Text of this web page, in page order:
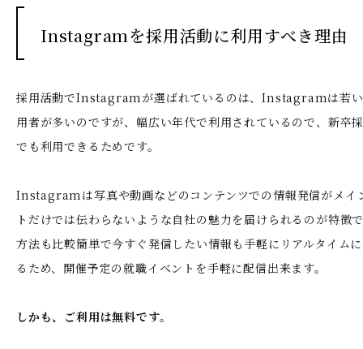
Instagramを採用活動に利用すべき理由
採用活動でInstagramが選ばれているのは、Instagramは若
用者が多いのですが、幅広い年代で利用されているので、新卒
でも利用できるためです。
Instagramは写真や動画などのコンテンツでの情報発信がメイ
トだけでは伝わらないような自社の魅力を届けられるのが特徴
方法も比較簡単で今すぐ発信したい情報も手軽にリアルタイム
るため、開催予定の就職イベントを手軽に配信出来ます。
しかも、ご利用は無料です。